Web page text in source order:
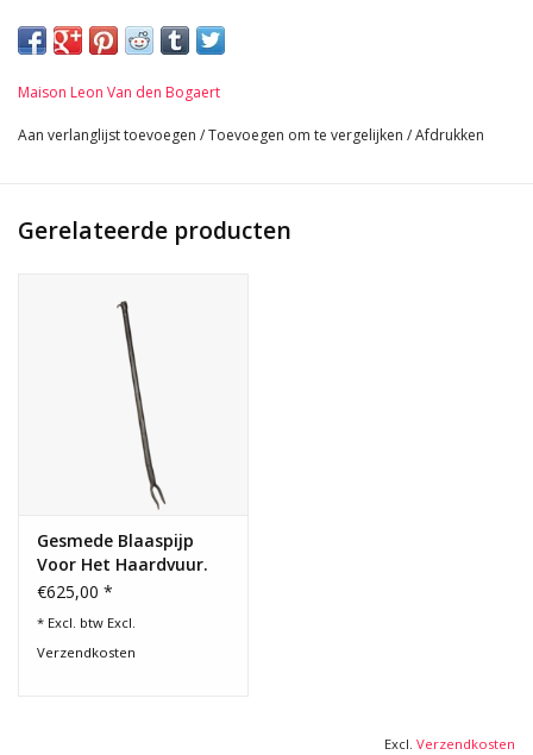
mooie blaas pijp.
89 cm Lang 35,04 Inch
1 Kg
Maison Leon Van den Bogaert
Aan verlanglijst toevoegen /Toevoegen om te vergelijken /Afdrukken
Gerelateerde producten
Gesmede Blaaspijp
Voor Het Haardvuur.
Klaar Voor Zwaar
€625,00 *
* Excl. btw Excl.
Verzendkosten
Excl. Verzendkosten